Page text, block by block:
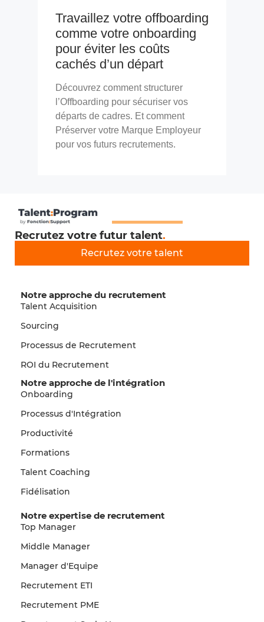
Travaillez votre offboarding
comme votre onboarding
pour éviter les coûts
cachés d’un départ
Découvrez comment structurer
l’Offboarding pour sécuriser vos
départs de cadres. Et comment
Préserver votre Marque Employeur
pour vos futurs recrutements.
Recrutez votre futur talent.
Recrutez votre talent
Notre approche du recrutement
Talent Acquisition
Sourcing
Processus de Recrutement
ROI du Recrutement
Notre approche de l'intégration
Onboarding
Processus d'Intégration
Productivité
Formations
Talent Coaching
Fidélisation
Notre expertise de recrutement
Top Manager
Middle Manager
Manager d'Equipe
Recrutement ETI
Recrutement PME